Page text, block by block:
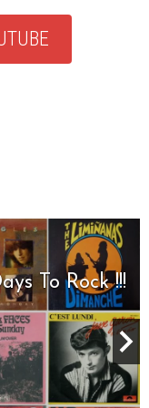
To Rock !!!